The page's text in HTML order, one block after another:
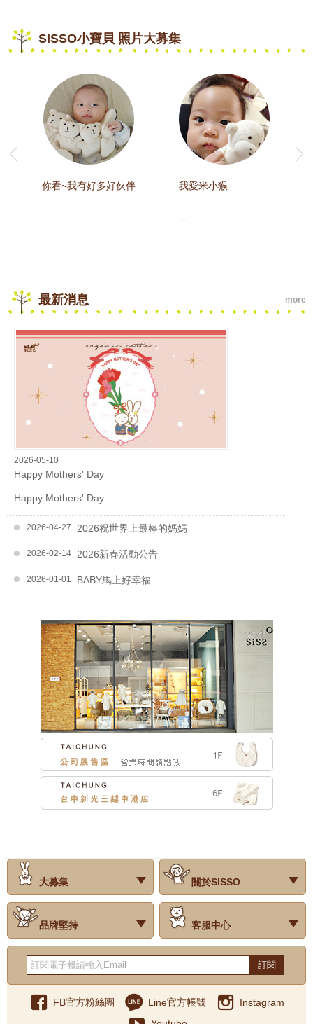
SISSO小寶貝 照片大募集
你看~我有好多好伙伴 我愛米小猴
...
最新消息 more
2026-05-10
Happy Mothers' Day
Happy Mothers' Day
2026-04-27 2026祝世界上最棒的媽媽
2026-02-14 2026新春活動公告
2026-01-01 BABY馬上好幸福
2025-09-01 202509小草說秋天是金黃色的季節
2025-08-01 202508父親節快樂
2025-06-24 202506官網年中慶
2025-05-01 202505媽媽我愛妳
2025-04-01 202504歡樂寶寶月
2025-03-01 202503寶寶為美好的春天做準備吧!
2025-01-29 202502BABY蛇來運轉慶新年
2025-01-01 202501BABY蛇麼都幸福
2024-09-01 202409遠東SOGO新竹店開幕
2024-08-01 202408玩水夏日慶
2024-07-01
2024-06-01
2024-05-01 2024寵愛媽咪
2024-04-01 202404-15周年生日慶活動
｜響應環保｜官網出貨皆無附贈提袋 (禮盒除外)
大募集
‧試用評價
關於SISSO
‧公司簡介
‧品牌故事
‧會員辨法
‧最新消息
‧門市據點
‧公益捐款
品牌堅持
‧關於有機棉
‧有機棉製品洗滌方式
‧Baby搭配小常識
‧品牌堅持
‧國際認證
客服中心
‧常見問題
‧客服信箱
‧購物說明
‧訂單查詢
‧網站導覽
‧得獎名單
‧隱私權聲明
‧版權聲明
‧海外配送服務
‧反詐騙宣導
‧紅利點數說明
訂閱
FB官方粉絲團 Line官方帳號
Instagram